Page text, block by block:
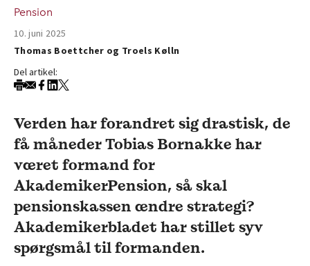
Pension
10. juni 2025
Thomas Boettcher og Troels Kølln
Del artikel:
Verden har forandret sig drastisk, de
få måneder Tobias Bornakke har
været formand for
AkademikerPension, så skal
pensionskassen ændre strategi?
Akademikerbladet har stillet syv
spørgsmål til formanden.